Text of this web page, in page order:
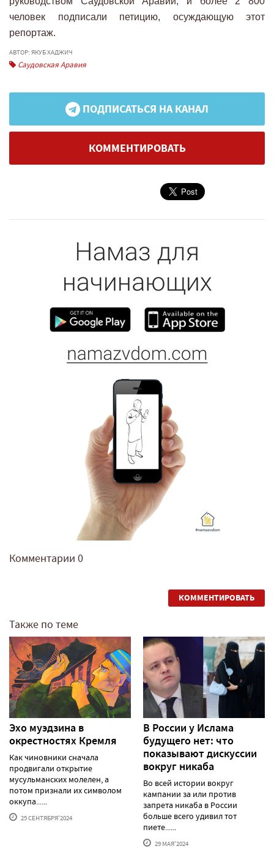
человек подписали петицию, осуждающую этот
репортаж.
АВТОР: ЯКУБ ХАДЖИЧ
Саудовская Аравия
ПОДПИСАТЬСЯ НА КАНАЛ
КОММЕНТИРОВАТЬ
Комментарии 0
КОММЕНТИРОВАТЬ
Также по теме
Эхо муэдзина в
окрестностях Кремля
Как чиновники сначала
продвигали открытие
мусульманских молелен, а
потом признали их символом
оккупа......
25 СЕНТЯБРЯ'2024
В России у Ислама
будущего нет: что
показывают дискуссии
вокруг никаба
Во всей истории вокруг
кампании за или против
запрета никаба в России
больше всего удивил тот
пиете......
29 МАЯ'2024